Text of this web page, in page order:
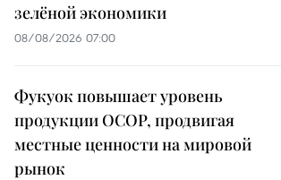
зелёной экономики
08/08/2026 07:00
Фукуок повышает уровень
продукции OCOP, продвигая
местные ценности на мировой
рынок